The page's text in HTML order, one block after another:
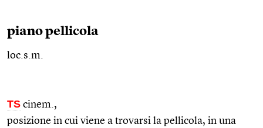
piano pellicola
loc.s.m.
TS cinem. ,
posizione in cui viene a trovarsi la pellicola, in una